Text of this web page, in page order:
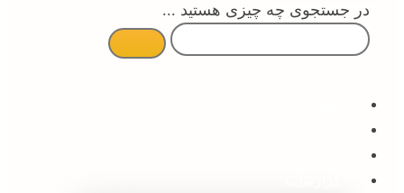
در جستجوی چه چیزی هستید ...